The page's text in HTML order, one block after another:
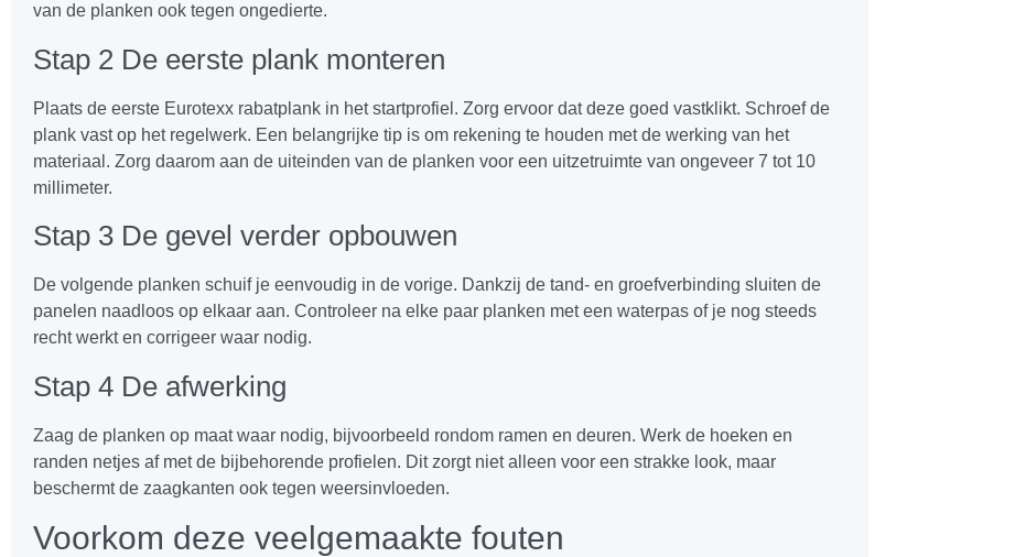
van de planken ook tegen ongedierte.
Stap 2 De eerste plank monteren
Plaats de eerste Eurotexx rabatplank in het startprofiel. Zorg ervoor dat deze goed vastklikt. Schroef de
plank vast op het regelwerk. Een belangrijke tip is om rekening te houden met de werking van het
materiaal. Zorg daarom aan de uiteinden van de planken voor een uitzetruimte van ongeveer 7 tot 10
millimeter.
Stap 3 De gevel verder opbouwen
De volgende planken schuif je eenvoudig in de vorige. Dankzij de tand- en groefverbinding sluiten de
panelen naadloos op elkaar aan. Controleer na elke paar planken met een waterpas of je nog steeds
recht werkt en corrigeer waar nodig.
Stap 4 De afwerking
Zaag de planken op maat waar nodig, bijvoorbeeld rondom ramen en deuren. Werk de hoeken en
randen netjes af met de bijbehorende profielen. Dit zorgt niet alleen voor een strakke look, maar
beschermt de zaagkanten ook tegen weersinvloeden.
Voorkom deze veelgemaakte fouten